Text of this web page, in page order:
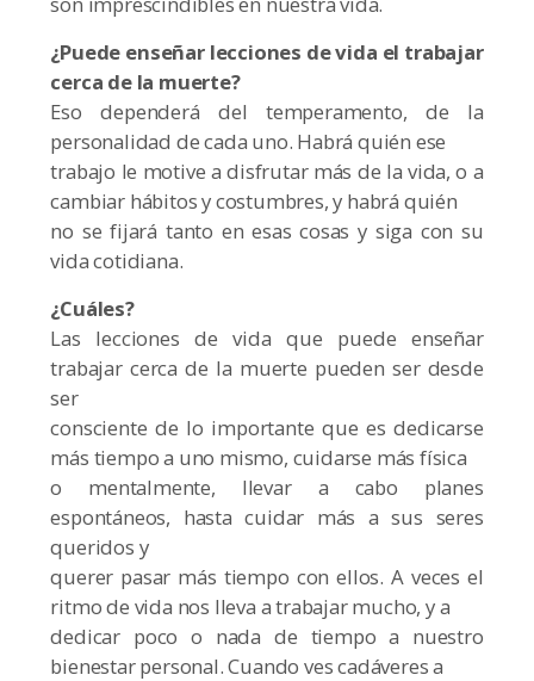
¿Puede enseñar lecciones de vida el trabajar
cerca de la muerte?
Eso dependerá del temperamento, de la
personalidad de cada uno. Habrá quién ese
trabajo le motive a disfrutar más de la vida, o a
cambiar hábitos y costumbres, y habrá quién
no se fijará tanto en esas cosas y siga con su
vida cotidiana.
¿Cuáles?
Las lecciones de vida que puede enseñar
trabajar cerca de la muerte pueden ser desde
ser
consciente de lo importante que es dedicarse
más tiempo a uno mismo, cuidarse más física
o mentalmente, llevar a cabo planes
espontáneos, hasta cuidar más a sus seres
queridos y
querer pasar más tiempo con ellos. A veces el
ritmo de vida nos lleva a trabajar mucho, y a
dedicar poco o nada de tiempo a nuestro
bienestar personal. Cuando ves cadáveres a